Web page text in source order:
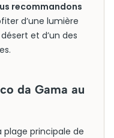
recommandons
d’une lumière
et d’un des
da Gama au
plage principale de